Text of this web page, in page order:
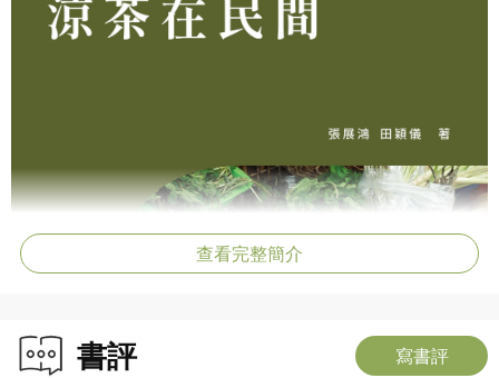
查看完整簡介
書評 寫書評